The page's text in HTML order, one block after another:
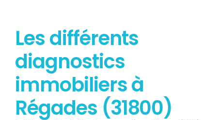
Les différents
diagnostics
immobiliers à
Régades (31800)